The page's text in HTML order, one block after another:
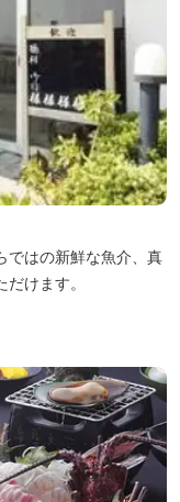
ではの新鮮な魚介、真
けます。